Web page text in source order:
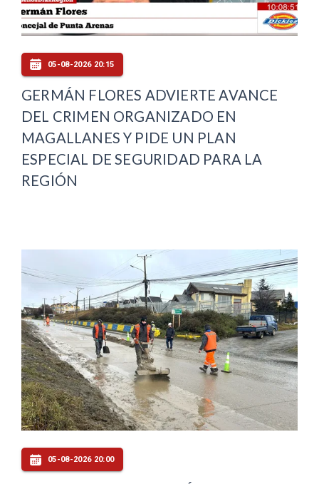
05-08-2026 20:15
GERMÁN FLORES ADVIERTE AVANCE
DEL CRIMEN ORGANIZADO EN
MAGALLANES Y PIDE UN PLAN
ESPECIAL DE SEGURIDAD PARA LA
REGIÓN
05-08-2026 20:00